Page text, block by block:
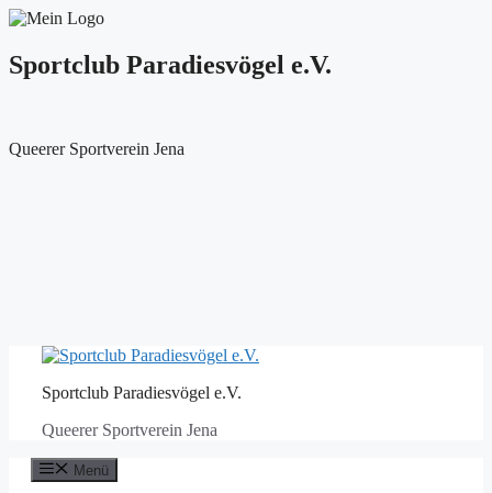
Sportclub Paradiesvögel e.V.
Queerer Sportverein Jena
springenSportclub Paradiesvögel e.V.
Queerer Sportverein Jena
Menü